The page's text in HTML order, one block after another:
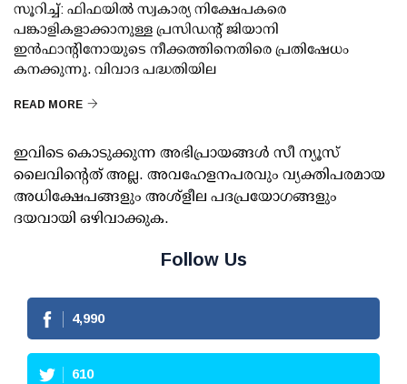
സൂറിച്ച്: ഫിഫയില്‍ സ്വകാര്യ നിക്ഷേപകരെ
പങ്കാളികളാക്കാനുള്ള പ്രസിഡന്റ് ജിയാനി
ഇന്‍ഫാന്റിനോയുടെ നീക്കത്തിനെതിരെ പ്രതിഷേധം
കനക്കുന്നു. വിവാദ പദ്ധതിയില
READ MORE
ഇവിടെ കൊടുക്കുന്ന അഭിപ്രായങ്ങള്‍ സീ ന്യൂസ്
ലൈവിന്റെത് അല്ല. അവഹേളനപരവും വ്യക്തിപരമായ
അധിക്ഷേപങ്ങളും അശ്‌ളീല പദപ്രയോഗങ്ങളും
ദയവായി ഒഴിവാക്കുക.
Follow Us
4,990
610